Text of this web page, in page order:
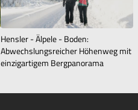
Hensler - Älpele - Boden:
Abwechslungsreicher Höhenweg mit
einzigartigem Bergpanorama